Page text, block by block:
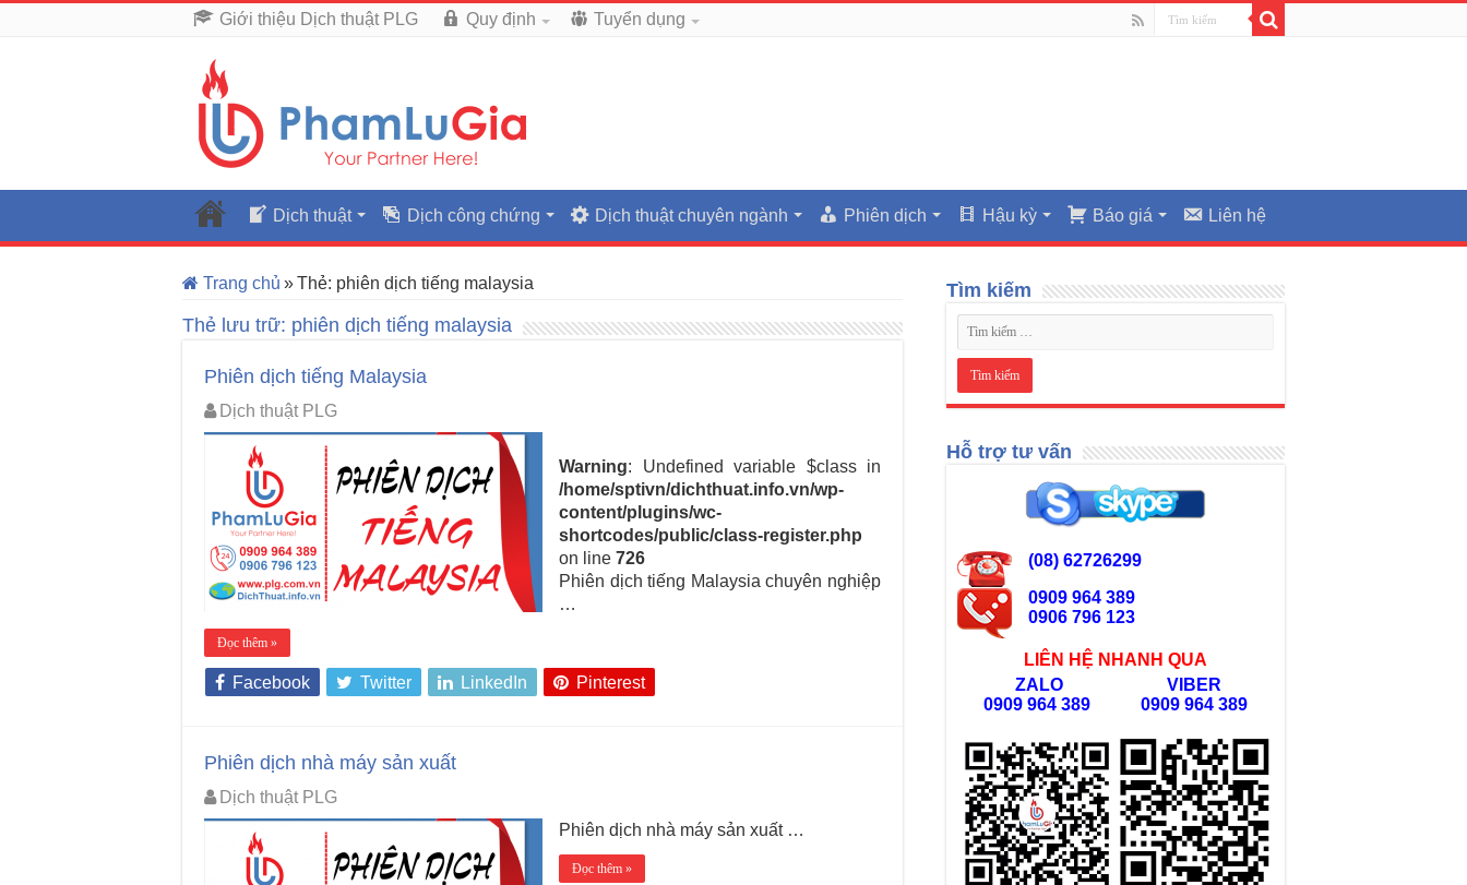
Giới thiệu Dịch thuật PLG Quy định Tuyển dụng
Dịch thuật Dịch công chứng Dịch thuật chuyên ngành Phiên dịch Hậu kỳ Báo giá Liên hệ
Trang chủ »Thẻ: phiên dịch tiếng malaysia
Thẻ lưu trữ: phiên dịch tiếng malaysia
Phiên dịch tiếng Malaysia
Dịch thuật PLG
Warning: Undefined variable $class in
/home/sptivn/dichthuat.info.vn/wp-
content/plugins/wc-
shortcodes/public/class-register.php
on line 726
Phiên dịch tiếng Malaysia chuyên nghiệp
…
Đọc thêm »
Facebook Twitter LinkedIn Pinterest
Phiên dịch nhà máy sản xuất
Dịch thuật PLG
Phiên dịch nhà máy sản xuất …
Đọc thêm »
Tìm kiếm
Hỗ trợ tư vấn
(08) 62726299
0909 964 389
0906 796 123
LIÊN HỆ NHANH QUA
ZALO
0909 964 389
VIBER
0909 964 389